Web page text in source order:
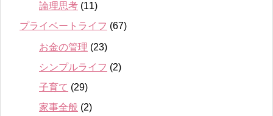
論理思考 (11)
プライベートライフ (67)
お金の管理 (23)
シンプルライフ (2)
子育て (29)
家事全般 (2)